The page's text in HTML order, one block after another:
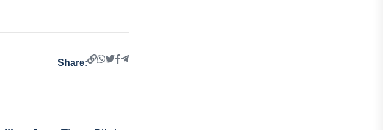
Share: